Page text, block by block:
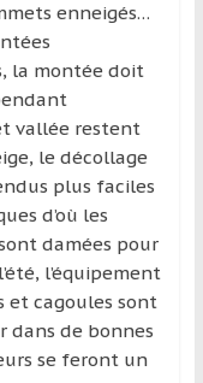
enneigés…
la montée doit
vallée restent
le décollage
plus faciles
d’où les
damées pour
l’équipement
et cagoules sont
dans de bonnes
se feront un